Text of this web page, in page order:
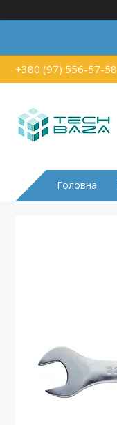
+380 (97) 556-57-58
Головна